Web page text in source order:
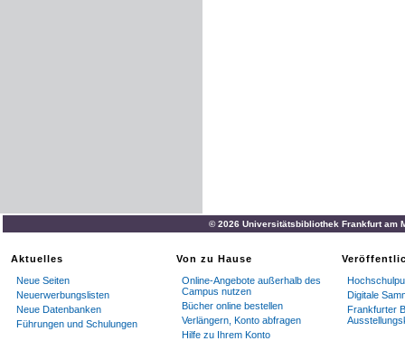
© 2026 Universitätsbibliothek Frankfurt am
Aktuelles
Neue Seiten
Neuerwerbungslisten
Neue Datenbanken
Führungen und Schulungen
Von zu Hause
Online-Angebote außerhalb des
Campus nutzen
Bücher online bestellen
Verlängern, Konto abfragen
Hilfe zu Ihrem Konto
Digitale
Frankfurter